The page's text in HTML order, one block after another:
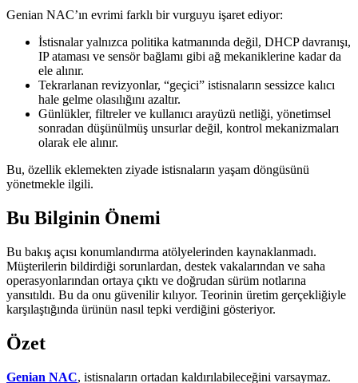
Genian NAC’ın evrimi farklı bir vurguyu işaret ediyor:
İstisnalar yalnızca politika katmanında değil, DHCP davranışı,
IP ataması ve sensör bağlamı gibi ağ mekaniklerine kadar da
ele alınır.
Tekrarlanan revizyonlar, “geçici” istisnaların sessizce kalıcı
hale gelme olasılığını azaltır.
Günlükler, filtreler ve kullanıcı arayüzü netliği, yönetimsel
sonradan düşünülmüş unsurlar değil, kontrol mekanizmaları
olarak ele alınır.
Bu, özellik eklemekten ziyade istisnaların yaşam döngüsünü
yönetmekle ilgili.
Bu Bilginin Önemi
Bu bakış açısı konumlandırma atölyelerinden kaynaklanmadı.
Müşterilerin bildirdiği sorunlardan, destek vakalarından ve saha
operasyonlarından ortaya çıktı ve doğrudan sürüm notlarına
yansıtıldı. Bu da onu güvenilir kılıyor. Teorinin üretim gerçekliğiyle
karşılaştığında ürünün nasıl tepki verdiğini gösteriyor.
Özet
Genian NAC, istisnaların ortadan kaldırılabileceğini varsaymaz.